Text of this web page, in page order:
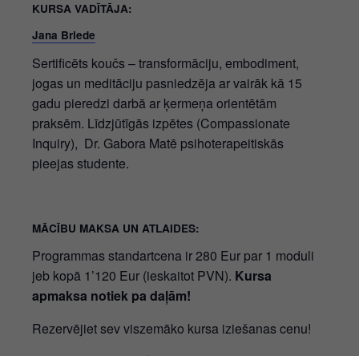
KURSA VADĪTĀJA:
Jana Briede
Sertificēts koučs – transformāciju, embodiment,
jogas un meditāciju pasniedzēja ar vairāk kā 15
gadu pieredzi darbā ar ķermeņa orientētām
praksēm. Līdzjūtīgās izpētes (Compassionate
Inquiry), Dr. Gabora Matē psihoterapeitiskās
pieejas studente.
MĀCĪBU MAKSA UN ATLAIDES:
Programmas standartcena ir 280 Eur par 1 moduli
jeb kopā 1’120 Eur (ieskaitot PVN). Kursa
apmaksa notiek pa daļām!
Rezervējiet sev viszemāko kursa iziešanas cenu!